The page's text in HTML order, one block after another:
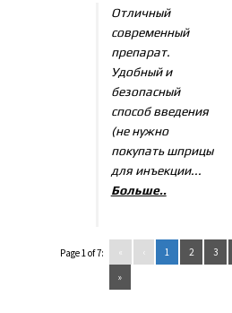
Отличный
современный
препарат.
Удобный и
безопасный
способ введения
(не нужно
покупать шприцы
для инъекции...
Больше..
Page 1 of 7: ‹ 1 2 3
»